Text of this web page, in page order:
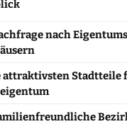
nach
attraktivsten Stadtteile